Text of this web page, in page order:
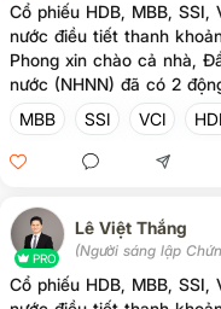
Cổ phiếu HDB, MBB,
nước điều tiết thanh
Phong xin chào cả nhà,
nước (NHNN) đã có 2
suất liên ngân hàng qua
động này làm xoa dịu
kinh tế. Về lâu dài, NHNN
kinh tế 10%/năm cũng
câu hỏi mà nhiều A/C/E
MBB SSI VCI
PRO
Lê Việt Thắng
(Người sáng lập
Cổ phiếu HDB, MBB,